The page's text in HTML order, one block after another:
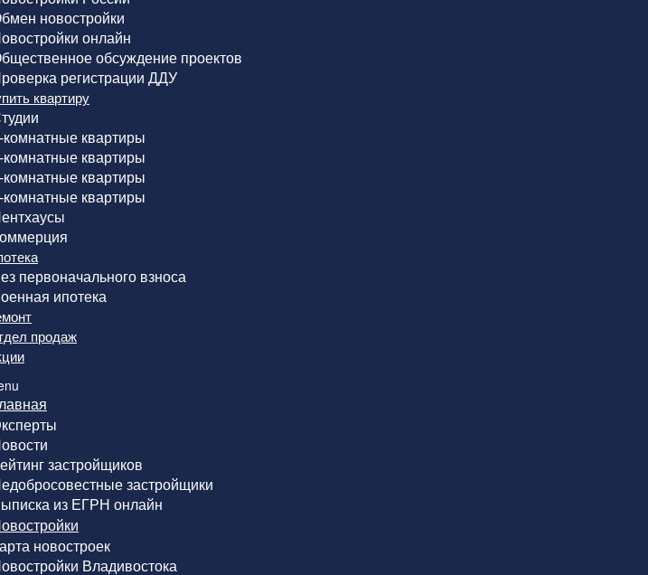
новостройки
онлайн
обсуждение проектов
регистрации ДДУ
квартиру
комнатные квартиры
комнатные квартиры
комнатные квартиры
комнатные квартиры
первоначального взноса
ипотека
продаж
застройщиков
застройщики
из ЕГРН онлайн
новостроек
Владивостока